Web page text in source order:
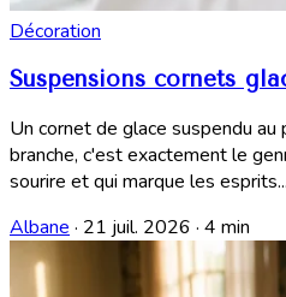
Décoration
Suspensions cornets
Un cornet de glace suspendu au
branche, c'est exactement le
sourire et qui marque les
Albane · 21 juil. 2026 · 4 min